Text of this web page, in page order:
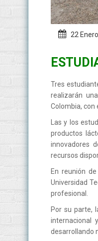
22 Enero
Tres
realizarán
Colombia, con
Las y los
productos
innovadores
recursos
En reunión
Universidad
profesional.
Por su parte,
internacional
desarrollando